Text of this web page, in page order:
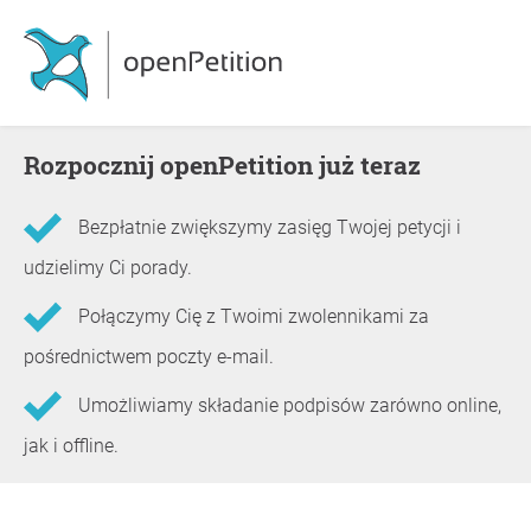
Rozpocznij openPetition już teraz
Bezpłatnie zwiększymy zasięg Twojej petycji i
udzielimy Ci porady.
Połączymy Cię z Twoimi zwolennikami za
pośrednictwem poczty e-mail.
Umożliwiamy składanie podpisów zarówno online,
jak i offline.